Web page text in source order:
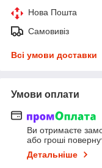
Нова Пошта
Самовивіз
Всі умови доставки
Умови оплати
Ви отримаєте
або гроші
Детальніше